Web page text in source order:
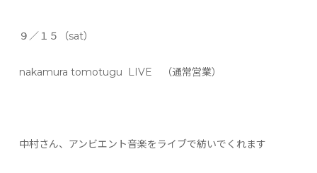
９／１５（sat）
nakamura tomotugu LIVE （通常営業）
中村さん、アンビエント音楽をライブで紡いでくれます